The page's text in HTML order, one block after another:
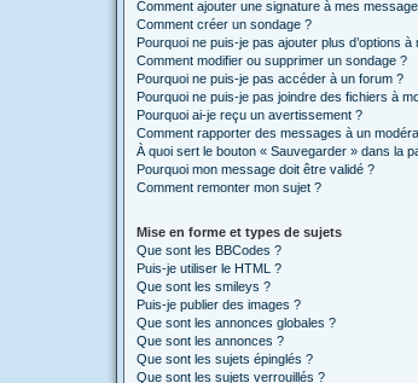
Comment ajouter une signature à mes
Comment créer un sondage ?
Pourquoi ne puis-je pas ajouter plus d’options à
Comment modifier ou supprimer un sondage ?
Pourquoi ne puis-je pas accéder à un forum ?
Pourquoi ne puis-je pas joindre des fichiers à
Pourquoi ai-je reçu un avertissement ?
Comment rapporter des messages à un
À quoi sert le bouton « Sauvegarder » dans la
Pourquoi mon message doit être validé ?
Comment remonter mon sujet ?
Mise en forme et types de sujets
Que sont les BBCodes ?
Puis-je utiliser le HTML ?
Que sont les smileys ?
Puis-je publier des images ?
Que sont les annonces globales ?
Que sont les annonces ?
Que sont les sujets épinglés ?
Que sont les sujets verrouillés ?